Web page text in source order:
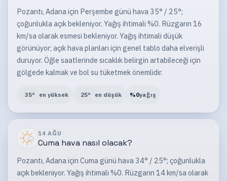
Pozantı, Adana için Perşembe günü hava 35° / 25°;
çoğunlukla açık bekleniyor. Yağış ihtimali %0. Rüzgarın 16
km/sa olarak esmesi bekleniyor. Yağış ihtimali düşük
görünüyor; açık hava planları için genel tablo daha elverişli
duruyor. Öğle saatlerinde sıcaklık belirgin artabileceği için
gölgede kalmak ve bol su tüketmek önemlidir.
35° en yüksek 25° en düşük %0yağış
14 AĞU
Cumahava nasıl olacak?
Pozantı, Adana için Cuma günü hava 34° / 25°; çoğunlukla
açık bekleniyor. Yağış ihtimali %0. Rüzgarın 14 km/sa olarak